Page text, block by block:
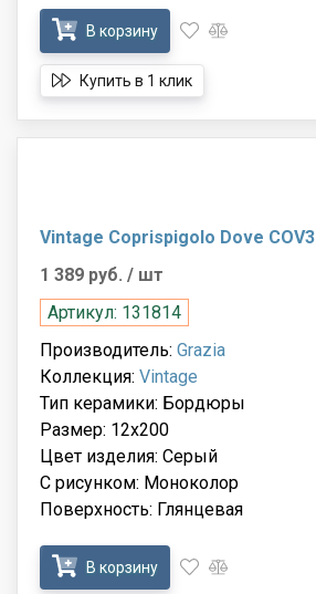
В корзину
Купить в 1 клик
Vintage Coprispigolo Dove COV3
1 389 руб. / шт
Артикул: 131814
Производитель: Grazia
Коллекция: Vintage
Тип керамики: Бордюры
Размер: 12x200
Цвет изделия: Серый
С рисунком: Моноколор
Поверхность: Глянцевая
В корзину